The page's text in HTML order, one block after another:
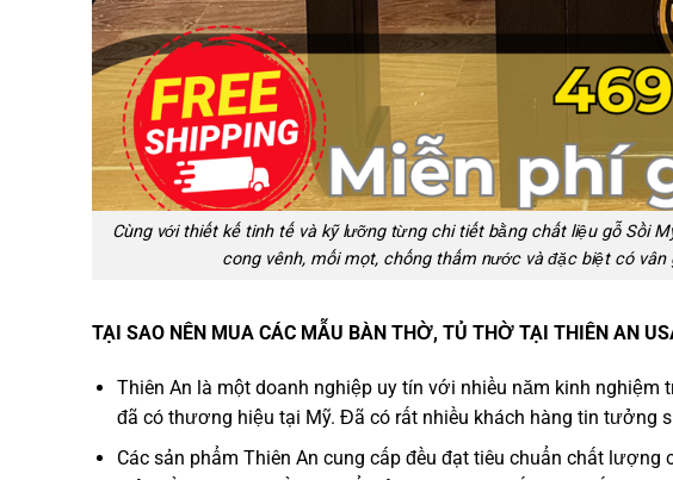
Cùng với thiết kế tinh tế và kỹ lưỡng từng chi tiết bằng chất liệu gỗ Sồi
cong vênh, mối mọt, chống thấm nước và đặc biệt có
TẠI SAO NÊN MUA CÁC MẪU BÀN THỜ, TỦ THỜ TẠI THIÊN AN
Thiên An là một doanh nghiệp uy tín với nhiều năm kinh
đã có thương hiệu tại Mỹ. Đã có rất nhiều khách hàng tin tưởng
Các sản phẩm Thiên An cung cấp đều đạt tiêu chuẩn chất